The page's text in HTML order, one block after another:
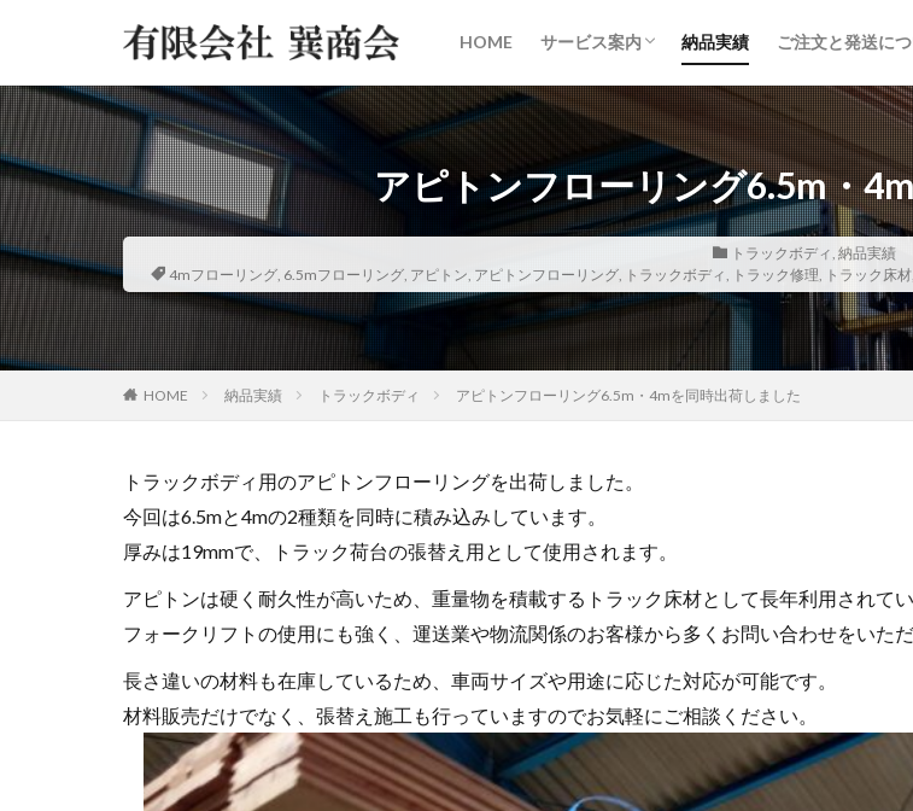
HOME サービス案内
取り扱い品目
鉄道枕木
トラックボディ材
建築・土木資材
内装建材
木材加工・オーダー製作
取り扱いメーカー
納品実績 ご注文と発送に
アピトンフローリング6.5m・
トラックボディ, 納品実績
4mフローリング, 6.5mフローリング, アピトン, アピトンフローリング, トラックボディ, トラック修理, トラック床材,
HOME 納品実績 トラックボディ アピトンフローリング6.5m・4mを同時出荷しました
トラックボディ用のアピトンフローリングを出荷しました。
今回は6.5mと4mの2種類を同時に積み込みしています。
厚みは19mmで、トラック荷台の張替え用として使用されます。
アピトンは硬く耐久性が高いため、重量物を積載するトラック床材として長年利用されてい
フォークリフトの使用にも強く、運送業や物流関係のお客様から多くお問い合わせをいただ
長さ違いの材料も在庫しているため、車両サイズや用途に応じた対応が可能です。
材料販売だけでなく、張替え施工も行っていますのでお気軽にご相談ください。